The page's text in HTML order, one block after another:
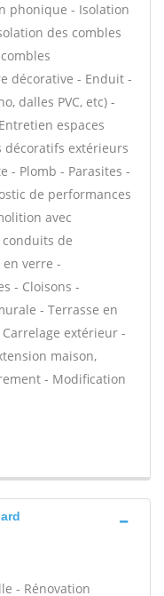
phonique - Isolation
des combles
décorative - Enduit -
dalles PVC, etc) -
espaces
décoratifs extérieurs
- Plomb - Parasites -
de performances
avec
de
en verre -
- Cloisons -
- Terrasse en
extérieur -
maison,
- Modification
- Rénovation